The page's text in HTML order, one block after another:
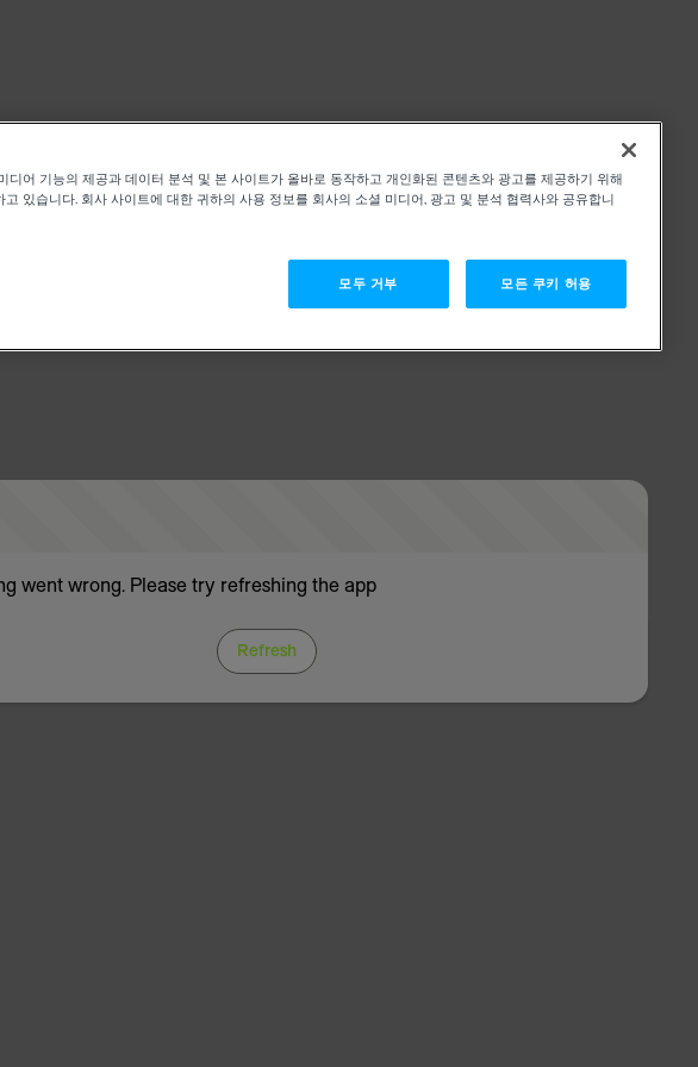
went wrong. Please try refreshing the app
Refresh
디어 기능의 제공과 데이터 분석 및 본 사이트가 올바로 동작하고 개인화된 콘텐츠와 광고를 제공하기 위해
고 있습니다. 회사 사이트에 대한 귀하의 사용 정보를 회사의 소셜 미디어, 광고 및 분석 협력사와 공유합니
모두 거부 모든 쿠키 허용